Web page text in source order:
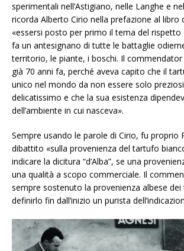
sperimentali nell’Astigiano, nelle Langhe e
ricorda Alberto Cirio nella prefazione al libro
«essersi posto per primo il tema del rispetto
fa un antesignano di tutte le battaglie
territorio, le piante, i boschi. Il
già 70 anni fa, perché aveva capito che il
unico nel mondo da non essere solo
delicatissimo e che la sua esistenza
dell’ambiente in cui nasceva».
Sempre usando le parole di Cirio, fu proprio
dibattito «sulla provenienza del tartufo
indicare la dicitura “d’Alba”, se una
una qualità a scopo commerciale. Il
sempre sostenuto la provenienza albese
definirlo fin dall’inizio un purista